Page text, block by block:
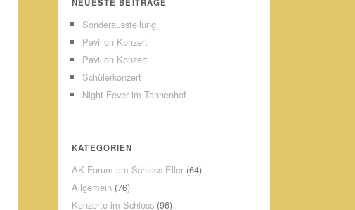
NEUESTE BEITRÄGE
Sonderausstellung
Pavillon Konzert
Pavillon Konzert
Schülerkonzert
Night Fever im Tannenhof
KATEGORIEN
AK Forum am Schloss Eller (64)
Allgemein (76)
Konzerte im Schloss (96)